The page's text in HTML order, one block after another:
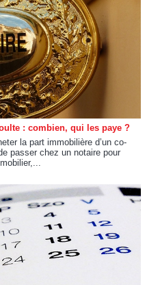
: combien, qui les paye ?
la part immobilière d’un co-
passer chez un notaire pour